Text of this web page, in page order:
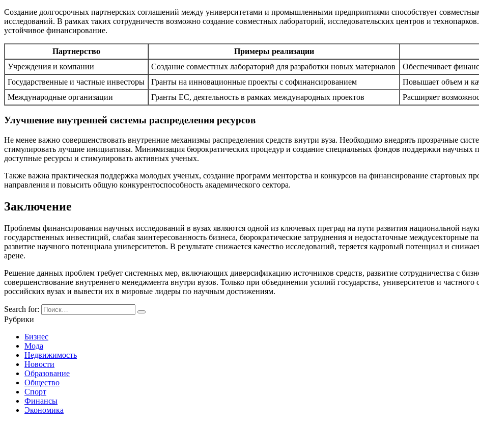
Создание долгосрочных партнерских соглашений между университетами и промышленными предприятиями способствует
исследований. В рамках таких сотрудничеств возможно создание совместных лабораторий, исследовательских центров и
устойчивое финансирование.
Партнерство Примеры реализации
Учреждения и компании
Создание совместных лабораторий для разработки новых материалов
Обеспечивает
Государственные и частные инвесторы
Гранты на инновационные проекты с софинансированием
Повышает объем и
Международные организации
Гранты ЕС, деятельность в рамках международных проектов Расширяет
Улучшение внутренней системы распределения ресурсов
Не менее важно совершенствовать внутренние механизмы распределения средств внутри вуза. Необходимо внедрять прозрачные
стимулировать лучшие инициативы. Минимизация бюрократических процедур и создание специальных фондов поддержки научных
доступные ресурсы и стимулировать активных ученых.
Также важна практическая поддержка молодых ученых, создание программ менторства и конкурсов на финансирование стартовых
направления и повысить общую конкурентоспособность академического сектора.
Заключение
Проблемы финансирования научных исследований в вузах являются одной из ключевых преград на пути развития национальной
государственных инвестиций, слабая заинтересованность бизнеса, бюрократические затруднения и недостаточные междусекторные
развитие научного потенциала университетов. В результате снижается качество исследований, теряется кадровый потенциал и
арене.
Решение данных проблем требует системных мер, включающих диверсификацию источников средств, развитие сотрудничества с
совершенствование внутреннего менеджмента внутри вузов. Только при объединении усилий государства, университетов и
российских вузах и вывести их в мировые лидеры по научным достижениям.
Search for:
Рубрики
Бизнес
Мода
Недвижимость
Новости
Образование
Общество
Спорт
Финансы
Экономика